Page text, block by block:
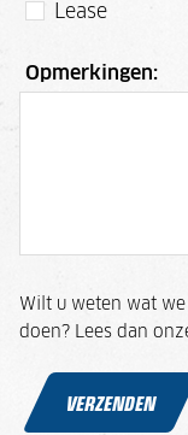
Lease
Opmerkingen:
Wilt u weten wat
doen? Lees dan
VERZENDEN